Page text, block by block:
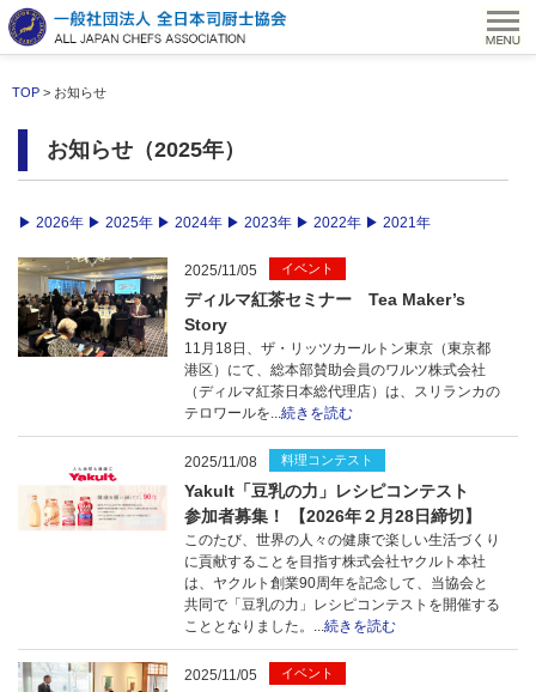
TOP > お知らせ
お知らせ（2025年）
▶ 2026年 ▶ 2025年 ▶ 2024年 ▶ 2023年 ▶ 2022年 ▶ 2021年
2025/11/05 イベント
ディルマ紅茶セミナー Tea Maker’s
Story
11月18日、ザ・リッツカールトン東京（東京都
港区）にて、総本部賛助会員のワルツ株式会社
（ディルマ紅茶日本総代理店）は、スリランカの
テロワールを...続きを読む
2025/11/08 料理コンテスト
Yakult「豆乳の力」レシピコンテスト
参加者募集！ 【2026年２月28日締切】
このたび、世界の人々の健康で楽しい生活づくり
に貢献することを目指す株式会社ヤクルト本社
は、ヤクルト創業90周年を記念して、当協会と
共同で「豆乳の力」レシピコンテストを開催する
こととなりました。...続きを読む
2025/11/05 イベント